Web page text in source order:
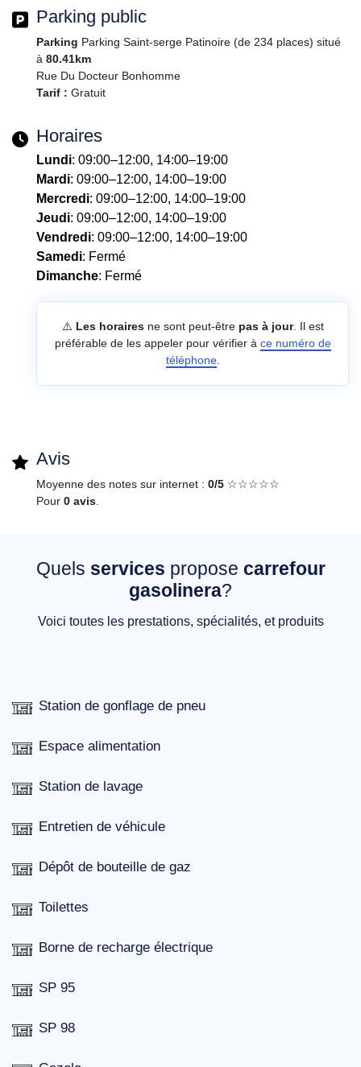
Parking public
Parking Parking Saint-serge Patinoire (de 234 places) situé
à 80.41km
Rue Du Docteur Bonhomme
Tarif : Gratuit
Horaires
Lundi: 09:00–12:00, 14:00–19:00
Mardi: 09:00–12:00, 14:00–19:00
Mercredi: 09:00–12:00, 14:00–19:00
Jeudi: 09:00–12:00, 14:00–19:00
Vendredi: 09:00–12:00, 14:00–19:00
Samedi: Fermé
Dimanche: Fermé
⚠️ Les horairesne sont peut-être pas à jour. Il est
préférable de les appeler pour vérifier à ce numéro de
téléphone.
Avis
Moyenne des notes sur internet : 0/5 ☆☆☆☆☆
Pour 0 avis
Quels services propose carrefour
gasolinera?
Voici toutes les prestations, spécialités, et produits
Station de gonflage de pneu
Espace alimentation
Station de lavage
Entretien de véhicule
Dépôt de bouteille de gaz
Toilettes
Borne de recharge électrique
SP 95
SP 98